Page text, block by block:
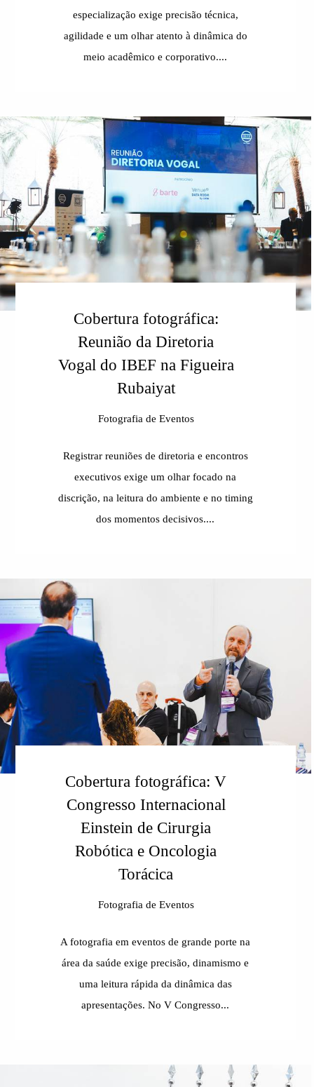
especialização exige precisão técnica,
agilidade e um olhar atento à dinâmica do
meio acadêmico e corporativo....
Cobertura fotográfica:
Reunião da Diretoria
Vogal do IBEF na Figueira
Rubaiyat
Fotografia de Eventos
Registrar reuniões de diretoria e encontros
executivos exige um olhar focado na
discrição, na leitura do ambiente e no timing
dos momentos decisivos....
Cobertura fotográfica: V
Congresso Internacional
Einstein de Cirurgia
Robótica e Oncologia
Torácica
Fotografia de Eventos
A fotografia em eventos de grande porte na
área da saúde exige precisão, dinamismo e
uma leitura rápida da dinâmica das
apresentações. No V Congresso...